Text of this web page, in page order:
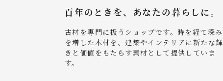
百年のときを、あなたの暮らしに。
古材を専門に扱うショップです。時を経て深み
を増した木材を、建築やインテリアに新たな輝
きと価値をもたらす素材として提供していま
す。